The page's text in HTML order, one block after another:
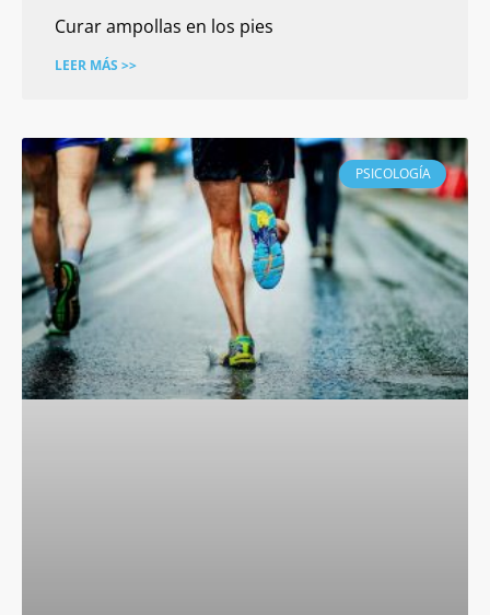
Curar ampollas en los pies
LEER MÁS >>
PSICOLOGÍA